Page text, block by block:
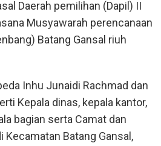
Daerah pemilihan (Dapil) II
Musyawarah perencanaan
Batang Gansal riuh
Inhu Junaidi Rachmad dan
Kepala dinas, kepala kantor,
bagian serta Camat dan
Kecamatan Batang Gansal,